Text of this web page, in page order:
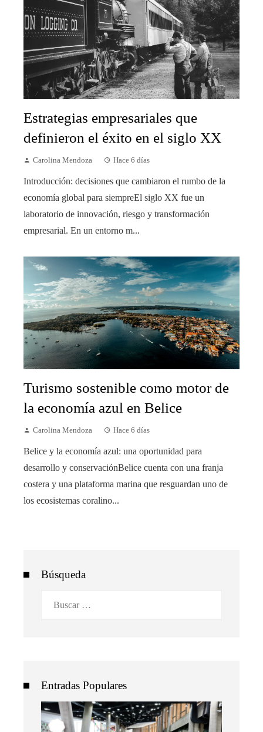
Estrategias empresariales que
definieron el éxito en el siglo XX
Carolina Mendoza Hace 6 días
Introducción: decisiones que cambiaron el rumbo de la
economía global para siempreEl siglo XX fue un
laboratorio de innovación, riesgo y transformación
empresarial. En un entorno m...
Turismo sostenible como motor de
la economía azul en Belice
Carolina Mendoza Hace 6 días
Belice y la economía azul: una oportunidad para
desarrollo y conservaciónBelice cuenta con una franja
costera y una plataforma marina que resguardan uno de
los ecosistemas coralino...
Búsqueda
Entradas Populares